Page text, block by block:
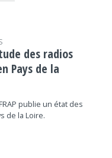
des radios
Pays de la
publie un état des
de la Loire.